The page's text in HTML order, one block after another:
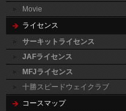
Movie
ライセンス
サーキットライセンス
JAFライセンス
MFJライセンス
十勝スピードウェイクラブ
コースマップ